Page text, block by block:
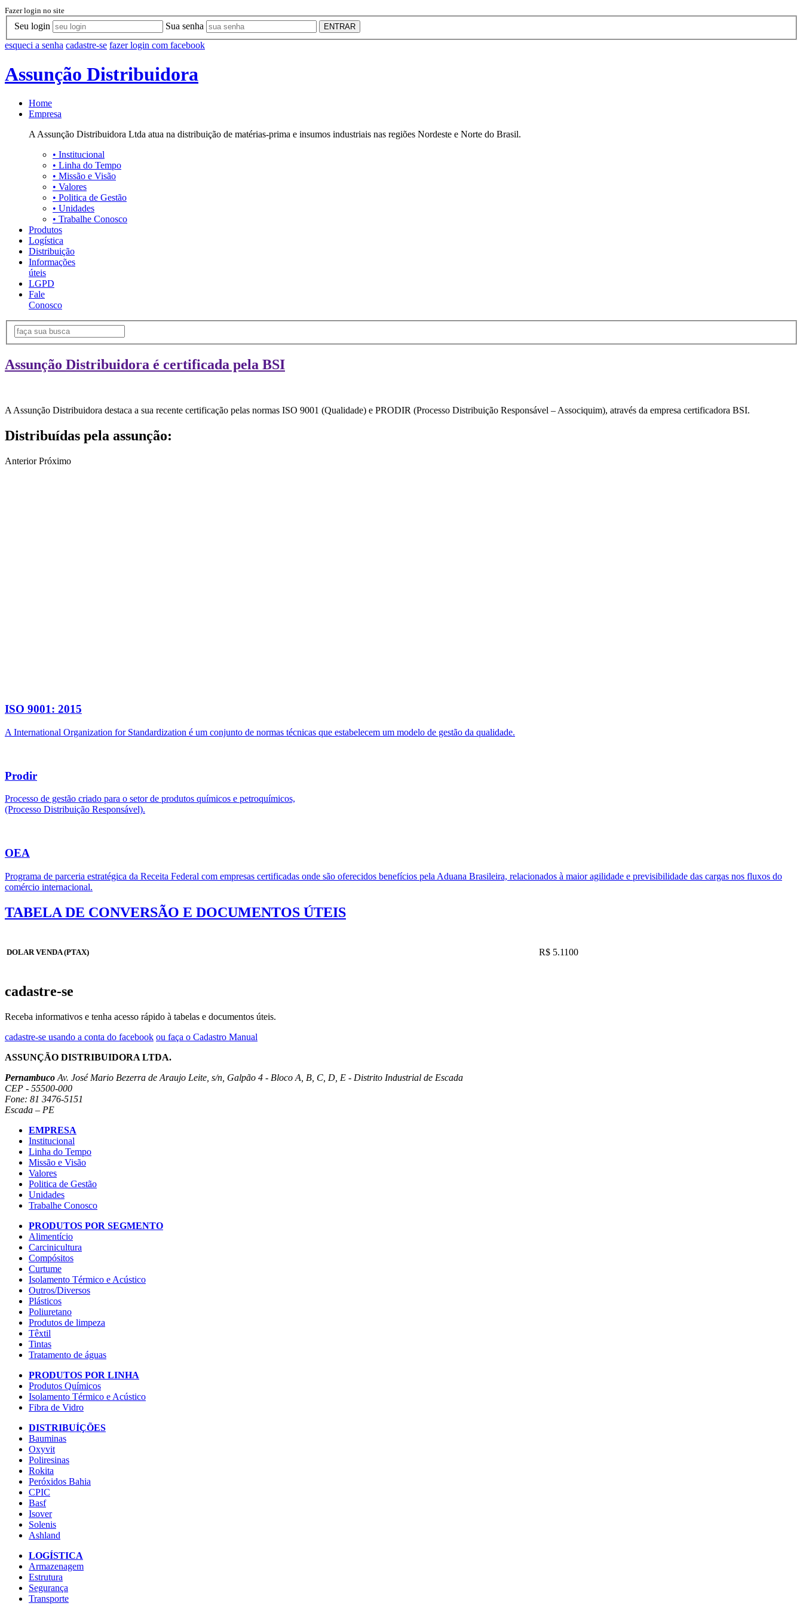
Fazer login no site
Seu login Sua senha ENTRAR
esqueci a senha cadastre-se fazer login com facebook
Assunção Distribuidora
Home
Empresa
A Assunção Distribuidora Ltda atua na distribuição de matérias-prima e insumos industriais nas regiões Nordeste e Norte do Brasil.
• Institucional
• Linha do Tempo
• Missão e Visão
• Valores
• Politica de Gestão
• Unidades
• Trabalhe Conosco
Produtos
Logística
Distribuição
Informações
úteis
LGPD
Fale
Conosco
Assunção Distribuidora é certificada pela BSI
A Assunção Distribuidora destaca a sua recente certificação pelas normas ISO 9001 (Qualidade) e PRODIR (Processo Distribuição Responsável – Associquim), através da empresa certificadora BSI.
Distribuídas pela assunção:
Anterior Próximo
ISO 9001: 2015
A International Organization for Standardization é um conjunto de normas técnicas que estabelecem um modelo de gestão da qualidade.
Prodir
Processo de gestão criado para o setor de produtos químicos e petroquímicos,
(Processo Distribuição Responsável).
OEA
Programa de parceria estratégica da Receita Federal com empresas certificadas onde são oferecidos benefícios pela Aduana Brasileira, relacionados à maior agilidade e previsibilidade das cargas nos fluxos do
comércio internacional.
TABELA DE CONVERSÃO E DOCUMENTOS ÚTEIS
DOLAR VENDA (PTAX) R$ 5.1100
cadastre-se
Receba informativos e tenha acesso rápido à tabelas e documentos úteis.
cadastre-se usando a conta do facebook ou faça o Cadastro Manual
ASSUNÇÃO DISTRIBUIDORA LTDA.
Pernambuco Av. José Mario Bezerra de Araujo Leite, s/n, Galpão 4 - Bloco A, B, C, D, E - Distrito Industrial de Escada
CEP - 55500-000
Fone: 81 3476-5151
Escada – PE
EMPRESA
Institucional
Linha do Tempo
Missão e Visão
Valores
Politica de Gestão
Unidades
Trabalhe Conosco
PRODUTOS POR SEGMENTO
Alimentício
Carcinicultura
Compósitos
Curtume
Isolamento Térmico e Acústico
Outros/Diversos
Plásticos
Poliuretano
Produtos de limpeza
Têxtil
Tintas
Tratamento de águas
PRODUTOS POR LINHA
Produtos Químicos
Isolamento Térmico e Acústico
Fibra de Vidro
DISTRIBUÍÇÕES
Bauminas
Oxyvit
Poliresinas
Rokita
Peróxidos Bahia
CPIC
Basf
Isover
Solenis
Ashland
LOGÍSTICA
Armazenagem
Estrutura
Segurança
Transporte